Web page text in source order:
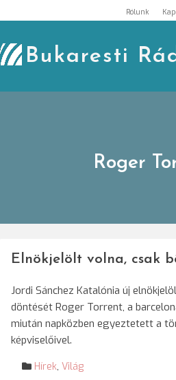
to
content
Rólunk
Bukaresti
Roger
Elnökjelölt volna, csak
Jordi Sánchez Katalónia új
döntését Roger Torrent, a
miután napközben egyeztetett a
képviselőivel.
Hírek, Világ